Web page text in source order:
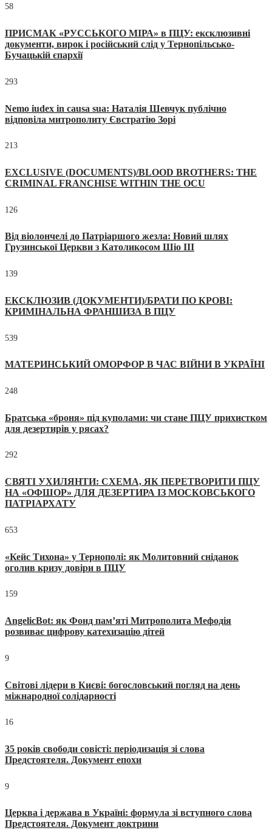
58
ПРИСМАК «РУССЬКОГО МІРА» в ПЦУ: ексклюзивні
документи, вирок і російський слід у Тернопільсько-
Бучацькій єпархії
293
Nemo iudex in causa sua: Наталія Шевчук публічно
відповіла митрополиту Євстратію Зорі
213
EXCLUSIVE (DOCUMENTS)/BLOOD BROTHERS: THE
CRIMINAL FRANCHISE WITHIN THE OCU
126
Від віолончелі до Патріаршого жезла: Новий шлях
Грузинської Церкви з Католикосом Шіо III
139
ЕКСКЛЮЗИВ (ДОКУМЕНТИ)/БРАТИ ПО КРОВІ:
КРИМІНАЛЬНА ФРАНШИЗА В ПЦУ
539
МАТЕРИНСЬКИЙ ОМОРФОР В ЧАС ВІЙНИ В УКРАЇНІ
248
Братська «броня» під куполами: чи стане ПЦУ прихистком
для дезертирів у рясах?
292
СВЯТІ УХИЛЯНТИ: СХЕМА, ЯК ПЕРЕТВОРИТИ ПЦУ
НА «ОФШОР» ДЛЯ ДЕЗЕРТИРА ІЗ МОСКОВСЬКОГО
ПАТРІАРХАТУ
653
«Кейс Тихона» у Тернополі: як Молитовний сніданок
оголив кризу довіри в ПЦУ
159
AngelicBot: як Фонд пам’яті Митрополита Мефодія
розвиває цифрову катехизацію дітей
9
Світові лідери в Києві: богословський погляд на день
міжнародної солідарності
16
35 років свободи совісті: періодизація зі слова
Предстоятеля. Документ епохи
9
Церква і держава в Україні: формула зі вступного слова
Предстоятеля. Документ доктрини